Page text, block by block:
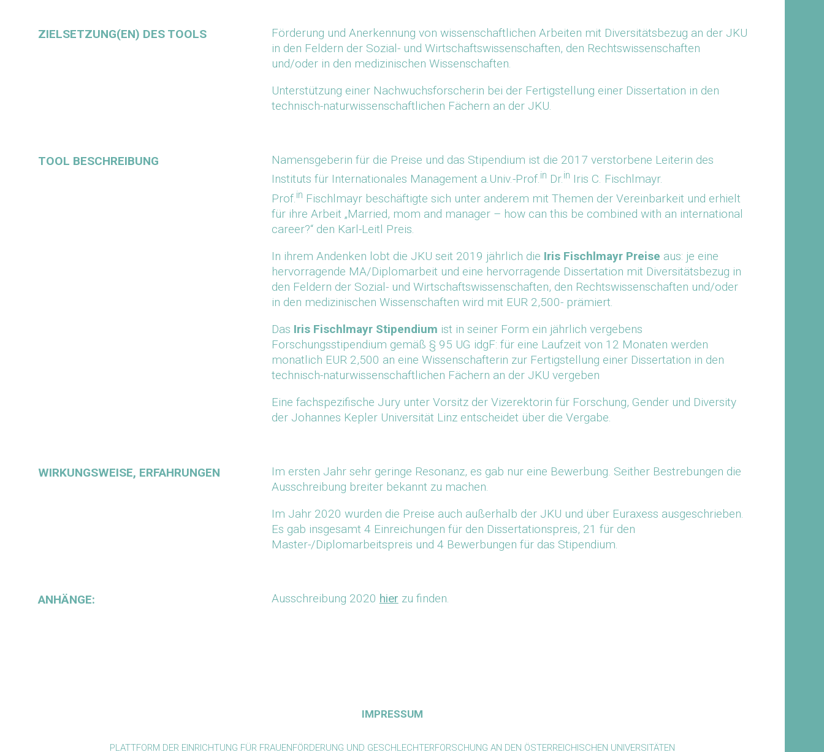
ZIELSETZUNG(EN) DES TOOLS
Förderung und Anerkennung von wissenschaftlichen Arbeiten mit Diversitätsbezug an der JKU
in den Feldern der Sozial- und Wirtschaftswissenschaften, den Rechtswissenschaften
und/oder in den medizinischen Wissenschaften.
Unterstützung einer Nachwuchsforscherin bei der Fertigstellung einer Dissertation in den
technisch-naturwissenschaftlichen Fächern an der JKU.
TOOL BESCHREIBUNG
Namensgeberin für die Preise und das Stipendium ist die 2017 verstorbene Leiterin des
Instituts für Internationales Management a.Univ.-Prof.in Dr.in Iris C. Fischlmayr.
Prof.in Fischlmayr beschäftigte sich unter anderem mit Themen der Vereinbarkeit und erhielt
für ihre Arbeit „Married, mom and manager – how can this be combined with an international
career?“ den Karl-Leitl Preis.
In ihrem Andenken lobt die JKU seit 2019 jährlich die Iris Fischlmayr Preise aus: je eine
hervorragende MA/Diplomarbeit und eine hervorragende Dissertation mit Diversitätsbezug in
den Feldern der Sozial- und Wirtschaftswissenschaften, den Rechtswissenschaften und/oder
in den medizinischen Wissenschaften wird mit EUR 2,500- prämiert.
Das Iris Fischlmayr Stipendium ist in seiner Form ein jährlich vergebens
Forschungsstipendium gemäß § 95 UG idgF: für eine Laufzeit von 12 Monaten werden
monatlich EUR 2,500 an eine Wissenschafterin zur Fertigstellung einer Dissertation in den
technisch-naturwissenschaftlichen Fächern an der JKU vergeben
Eine fachspezifische Jury unter Vorsitz der Vizerektorin für Forschung, Gender und Diversity
der Johannes Kepler Universität Linz entscheidet über die Vergabe.
WIRKUNGSWEISE, ERFAHRUNGEN
Im ersten Jahr sehr geringe Resonanz, es gab nur eine Bewerbung. Seither Bestrebungen die
Ausschreibung breiter bekannt zu machen.
Im Jahr 2020 wurden die Preise auch außerhalb der JKU und über Euraxess ausgeschrieben.
Es gab insgesamt 4 Einreichungen für den Dissertationspreis, 21 für den
Master-/Diplomarbeitspreis und 4 Bewerbungen für das Stipendium.
ANHÄNGE: Ausschreibung 2020 hier zu finden.
IMPRESSUM
PLATTFORM DER EINRICHTUNG FÜR FRAUENFÖRDERUNG UND GESCHLECHTERFORSCHUNG AN DEN ÖSTERREICHISCHEN UNIVERSITÄTEN